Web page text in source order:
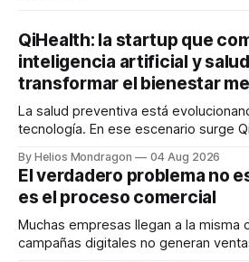
QiHealth: la startup que
inteligencia artificial y
transformar el bienestar
La salud preventiva está
tecnología. En ese escenario surge
dispositivos inteligentes, inteligencia
en tiempo real para ayudar a las
decisiones sobre su salud
responder
By Helios Mondragon 04 Aug 2026
El verdadero problema no
es el proceso comercial
Muchas empresas llegan a la misma
campañas digitales no generan